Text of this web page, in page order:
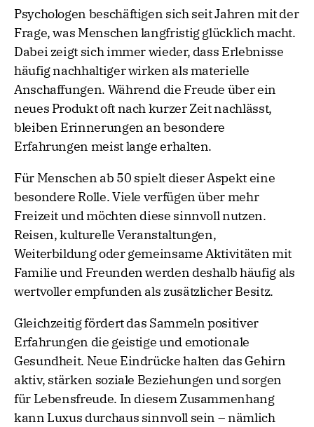
Psychologen beschäftigen sich seit Jahren mit der
Frage, was Menschen langfristig glücklich macht.
Dabei zeigt sich immer wieder, dass Erlebnisse
häufig nachhaltiger wirken als materielle
Anschaffungen. Während die Freude über ein
neues Produkt oft nach kurzer Zeit nachlässt,
bleiben Erinnerungen an besondere
Erfahrungen meist lange erhalten.
Für Menschen ab 50 spielt dieser Aspekt eine
besondere Rolle. Viele verfügen über mehr
Freizeit und möchten diese sinnvoll nutzen.
Reisen, kulturelle Veranstaltungen,
Weiterbildung oder gemeinsame Aktivitäten mit
Familie und Freunden werden deshalb häufig als
wertvoller empfunden als zusätzlicher Besitz.
Gleichzeitig fördert das Sammeln positiver
Erfahrungen die geistige und emotionale
Gesundheit. Neue Eindrücke halten das Gehirn
aktiv, stärken soziale Beziehungen und sorgen
für Lebensfreude. In diesem Zusammenhang
kann Luxus durchaus sinnvoll sein – nämlich